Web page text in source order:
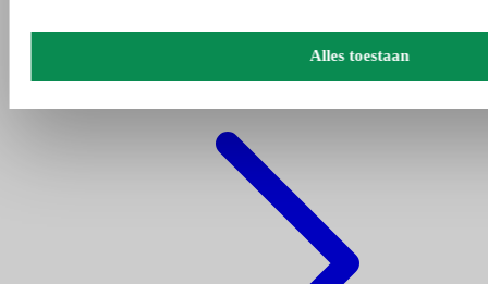
Alles toestaan